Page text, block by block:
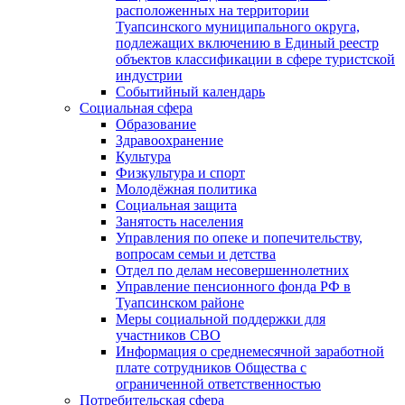
расположенных на территории
Туапсинского муниципального округа,
подлежащих включению в Единый реестр
объектов классификации в сфере туристской
индустрии
Событийный календарь
Социальная сфера
Образование
Здравоохранение
Культура
Физкультура и спорт
Молодёжная политика
Социальная защита
Занятость населения
Управления по опеке и попечительству,
вопросам семьи и детства
Отдел по делам несовершеннолетних
Управление пенсионного фонда РФ в
Туапсинском районе
Меры социальной поддержки для
участников СВО
Информация о среднемесячной заработной
плате сотрудников Общества с
ограниченной ответственностью
Потребительская сфера